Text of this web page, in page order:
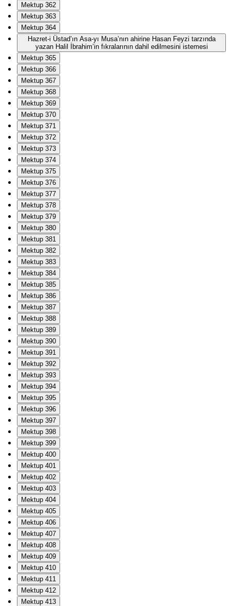
Mektup 362
Mektup 363
Mektup 364
Hazret-i Üstad’ın Asa-yı Musa’nın ahirine Hasan Feyzi tarzında
yazan Halil İbrahim’in fıkralarının dahil edilmesini istemesi
Mektup 365
Mektup 366
Mektup 367
Mektup 368
Mektup 369
Mektup 370
Mektup 371
Mektup 372
Mektup 373
Mektup 374
Mektup 375
Mektup 376
Mektup 377
Mektup 378
Mektup 379
Mektup 380
Mektup 381
Mektup 382
Mektup 383
Mektup 384
Mektup 385
Mektup 386
Mektup 387
Mektup 388
Mektup 389
Mektup 390
Mektup 391
Mektup 392
Mektup 393
Mektup 394
Mektup 395
Mektup 396
Mektup 397
Mektup 398
Mektup 399
Mektup 400
Mektup 401
Mektup 402
Mektup 403
Mektup 404
Mektup 405
Mektup 406
Mektup 407
Mektup 408
Mektup 409
Mektup 410
Mektup 411
Mektup 412
Mektup 413